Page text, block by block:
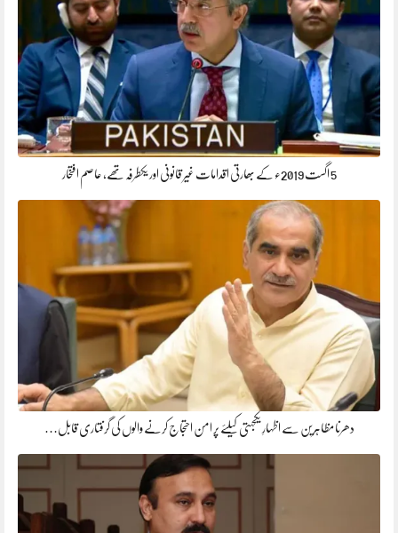
5 اگست 2019ء کے بھارتی اقدامات غیر قانونی اور یکطرفہ تھے، عاصم افتخار
دھرنا مظاہرین سے اظہارِ یکجہتی کیلئے پر امن احتجاج کرنے والوں کی گرفتاری قابل…